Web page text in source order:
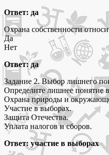
Ответ: да
Охрана собственности
Да
Нет
Ответ: да
Задание 2. Выбор лишнего
Определите лишнее понятие
Охрана природы и
Участие в выборах.
Защита Отечества.
Уплата налогов и сборов.
Ответ: участие в выборах